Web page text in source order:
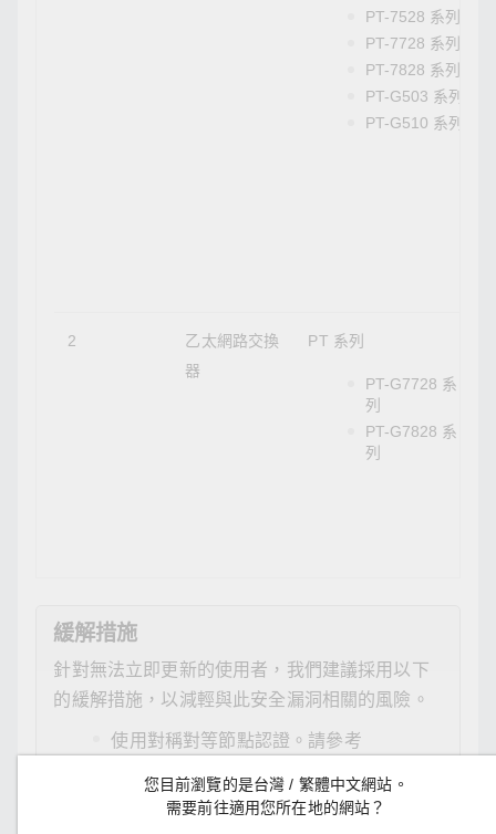
PT-7528 系列
PT-7728 系列
PT-7828 系列
PT-G503 系列
PT-G510 系列
2
乙太網路交換
器
PT 系列
PT-G7728 系
列
PT-G7828 系
列
緩解措施
針對無法立即更新的使用者，我們建議採用以下
的緩解措施，以減輕與此安全漏洞相關的風險。
使用對稱對等節點認證。請參考
https://www.ntp.org/support/securitynotice/
您目前瀏覽的是台灣 / 繁體中文網站。
需要前往適用您所在地的網站？